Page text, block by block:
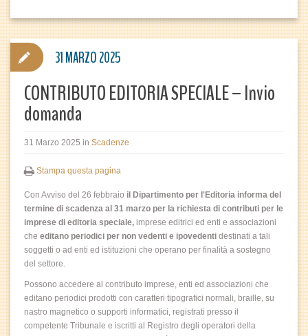
CONTRIBUTO EDITORIA SPECIALE – Invio
domanda
31 Marzo 2025 in Scadenze
Stampa questa pagina
Con Avviso del 26 febbraio il Dipartimento per l'Editoria informa del
termine di scadenza al 31 marzo per la richiesta di contributi per le
imprese di editoria speciale, imprese editrici ed enti e associazioni
che editano periodici per non vedenti e ipovedenti destinati a tali
soggetti o ad enti ed istituzioni che operano per finalità a sostegno
del settore.
Possono accedere al contributo imprese, enti ed associazioni che
editano periodici prodotti con caratteri tipografici normali, braille, su
nastro magnetico o supporti informatici, registrati presso il
competente Tribunale e iscritti al Registro degli operatori della
31 MARZO 2025